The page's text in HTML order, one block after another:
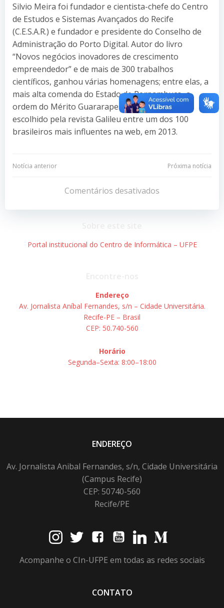
Silvio Meira foi fundador e cientista-chefe do Centro
de Estudos e Sistemas Avançados do Recife
(C.E.S.A.R.) e fundador e presidente do Conselho de
Administração do Porto Digital. Autor do livro
“Novos negócios inovadores de crescimento
empreendedor” e de mais de 300 trabalhos
científicos, ganhou várias homenagens; entre elas, a
mais alta comenda do Estado de Pernambuco, a
ordem do Mérito Guararapes, em 2006, e foi
escolhido pela revista Galileu entre um dos 100
brasileiros mais influentes na web, em 2013.
Navegação
Post
Notícia anterior
Navegação
de
Post
Próxima notícia
Comentários desativados
Portal institucional do Centro de Informática – UFPE
Endereço
Av. Jornalista Aníbal Fernandes, s/n – Cidade Universitária.
Recife-PE – Brasil
CEP: 50.740-560
Horário
Segunda–Sexta: 8:00–18:00
ENDEREÇO
Av. Jornalista Anibal Fernandes, s/n, Cidade Universitária
(Campus Recife)
CEP: 50740-560
Recife/PE
Acompanhe o CIn-UFPE em todas as redes sociais
CONTATO